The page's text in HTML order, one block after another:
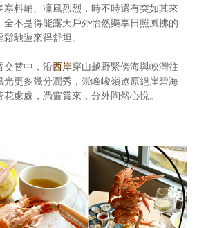
料峭、凜風烈烈，時不時還有突如其來
不是得能露天戶外怡然樂享日照風拂的
馳遊來得舒坦。
交替中，沿西岸穿山越野緊傍海與峽灣往
更多幾分潤秀，崇峰峻嶺遼原絕崖碧海
處處，憑窗賞來，分外陶然心悅。